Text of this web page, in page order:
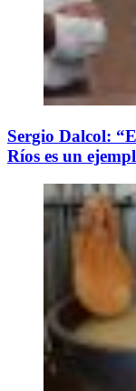
Sergio Dalcol:
Ríos es un